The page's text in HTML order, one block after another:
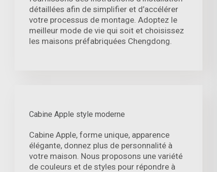
détaillées afin de simplifier et d’accélérer
votre processus de montage. Adoptez le
meilleur mode de vie qui soit et choisissez
les maisons préfabriquées Chengdong.
Cabine Apple style moderne
Cabine Apple, forme unique, apparence
élégante, donnez plus de personnalité à
votre maison. Nous proposons une variété
de couleurs et de styles pour répondre à